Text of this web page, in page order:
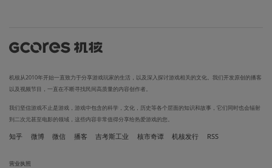
机核从2010年开始一直致力于分享游戏玩家的生活，以及深入探讨游戏相关的文化。我们开发原创的播客
以及视频节目，一直在不断寻找民间高质量的内容创作者。
我们坚信游戏不止是游戏，游戏中包含的科学，文化，历史等各个层面的知识和故事，它们同时也会辐射
到二次元甚至电影的领域，这些内容非常值得分享给热爱游戏的您。
知乎 微博 微信 播客 吉考斯工业 核市奇谭 机核发行 RSS
营业执照